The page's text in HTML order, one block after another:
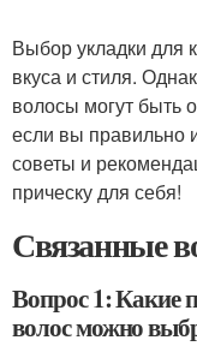
Выбор укладки для
вкуса и стиля.
волосы могут быть
если вы правильно
советы и
прическу для себя!
Связанные
Вопрос 1: Какие
волос можно